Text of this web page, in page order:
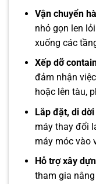
Vận chuyển
nhỏ gọn len
xuống các
Xếp dỡ
đảm nhận
hoặc lên tàu,
Lắp đặt, di
máy thay đổi
máy móc vào
Hỗ trợ xây
tham gia